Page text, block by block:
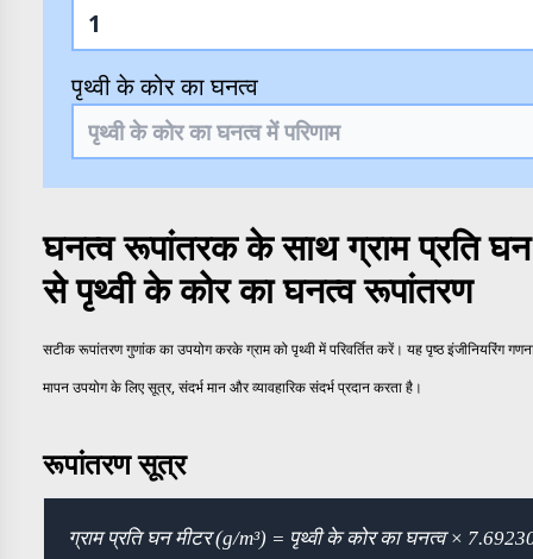
पृथ्वी के कोर का घनत्व
घनत्व रूपांतरक के साथ ग्राम प्रति
से पृथ्वी के कोर का घनत्व रूपांतरण
सटीक रूपांतरण गुणांक का उपयोग करके ग्राम को पृथ्वी में परिवर्तित करें। यह पृष्ठ इंजीनियरिंग
मापन उपयोग के लिए सूत्र, संदर्भ मान और व्यावहारिक संदर्भ प्रदान करता है।
रूपांतरण सूत्र
ग्राम प्रति घन मीटर (g/m³) = पृथ्वी के कोर का घनत्व ×